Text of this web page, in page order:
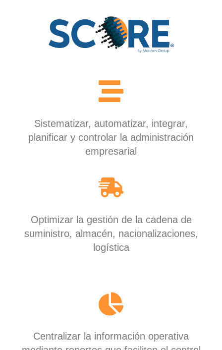
Sistematizar, automatizar, integrar,
planificar y controlar la administración
empresarial
Optimizar la gestión de la cadena de
suministro, almacén, nacionalizaciones,
logística
Centralizar la información operativa